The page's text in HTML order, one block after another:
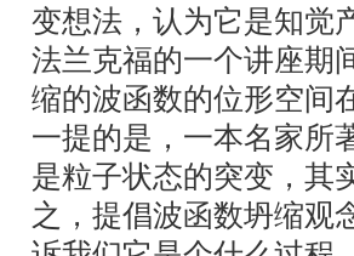
变想法，认为它是知觉
法兰克福的一个讲座期
缩的波函数的位形空间
一提的是，一本名家所
是粒子状态的突变，其
之，提倡波函数坍缩观